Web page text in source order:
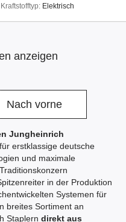
Kraftstofftyp
Elektrisch
anzeigen
Nach vorne
Jungheinrich
erstklassige deutsche
und maximale
in der Produktion
Systemen für
breites Sortiment an
Staplern direkt aus